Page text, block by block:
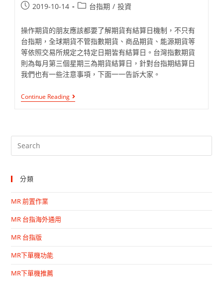
2019-10-14 台指期 / 投資
操作期貨的朋友應該都要了解期貨有結算日機制，不只有
台指期，全球期貨不管指數期貨、商品期貨、能源期貨等
等依照交易所規定之特定日期皆有結算日。台灣指數期貨
則為每月第三個星期三為期貨結算日，針對台指期結算日
我們也有一些注意事項，下面一一告訴大家。
Continue Reading
分類
MR 前置作業
MR 台指海外通用
MR 台指版
MR下單機功能
MR下單機推薦